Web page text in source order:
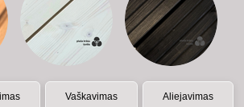
Vaškavimas Aliejavimas